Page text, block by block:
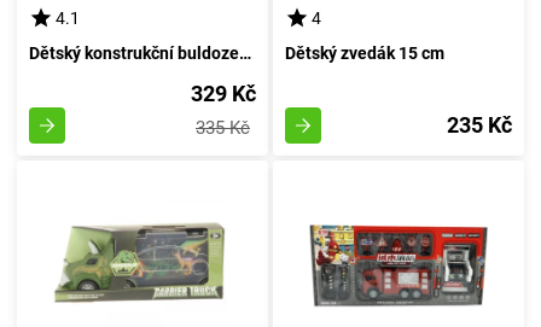
4.1
Dětský konstrukční buldozer - bagr
329 Kč
335 Kč
4
Dětský zvedák 15 cm
235 Kč